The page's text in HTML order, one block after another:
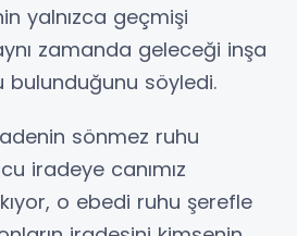
yalnızca geçmişi
zamanda geleceği inşa
söyledi.
sönmez ruhu
iradeye canımız
o ebedi ruhu şerefle